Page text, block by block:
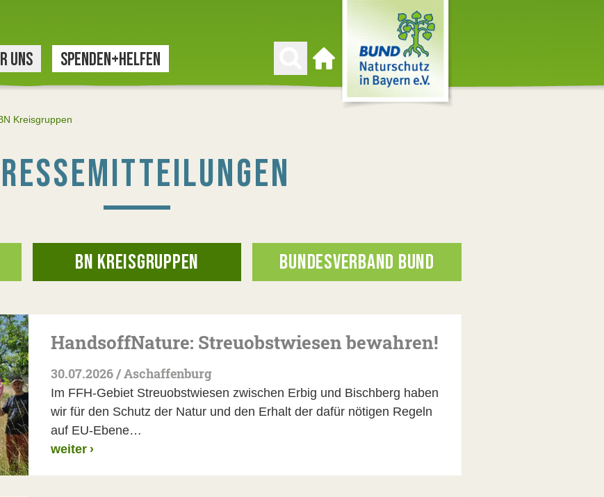
UNS SPENDEN+HELFEN
Zur Startseite
Kreisgruppen
BN KREISGRUPPEN BUNDESVERBAND BUND
HandsoffNature: Streuobstwiesen bewahren!
30.07.2026 / Aschaffenburg
Im FFH-Gebiet Streuobstwiesen zwischen Erbig und Bischberg haben
wir für den Schutz der Natur und den Erhalt der dafür nötigen Regeln
auf EU-Ebene…
weiter ›